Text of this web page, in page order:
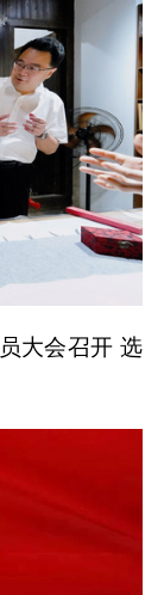
大会召开 选